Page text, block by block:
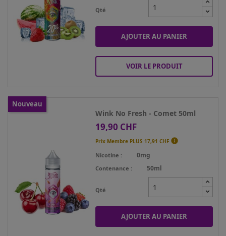
Qté
AJOUTER AU PANIER
VOIR LE PRODUIT
Wink No Fresh - Comet 50ml
Prix
19,90 CHF
Prix Membre PLUS 17,91 CHF 
Nicotine 0mg
Contenance 50ml
Qté
AJOUTER AU PANIER
Nouveau